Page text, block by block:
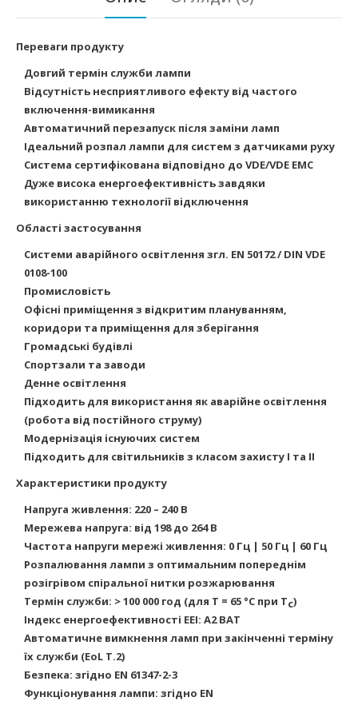
Переваги продукту
Довгий термін служби лампи
Відсутність несприятливого ефекту від частого
включення-вимикання
Автоматичний перезапуск після заміни ламп
Ідеальний розпал лампи для систем з датчиками руху
Система сертифікована відповідно до VDE/VDE EMC
Дуже висока енергоефективність завдяки
використанню технології відключення
Області застосування
Системи аварійного освітлення згл. EN 50172 / DIN VDE
0108-100
Промисловість
Офісні приміщення з відкритим плануванням,
коридори та приміщення для зберігання
Громадські будівлі
Спортзали та заводи
Денне освітлення
Підходить для використання як аварійне освітлення
(робота від постійного струму)
Модернізація існуючих систем
Підходить для світильників з класом захисту I та II
Характеристики продукту
Напруга живлення: 220 – 240 В
Мережева напруга: від 198 до 264 В
Частота напруги мережі живлення: 0 Гц | 50 Гц | 60 Гц
Розпалювання лампи з оптимальним попереднім
розігрівом спіральної нитки розжарювання
Термін служби: > 100 000 год (для T = 65 °C при Tc)
Індекс енергоефективності EEI: A2 BAT
Автоматичне вимкнення ламп при закінченні терміну
їх служби (EoL T.2)
Безпека: згідно EN 61347-2-3
Функціонування лампи: згідно EN